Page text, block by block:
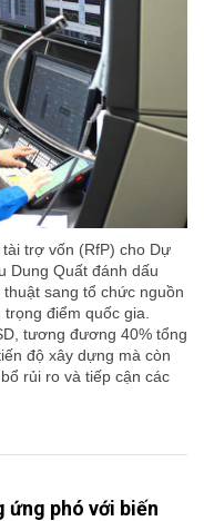
trợ vốn (RfP) cho Dự
Dung Quất đánh dấu
sang tổ chức nguồn
điểm quốc gia.
tương đương 40% tổng
độ xây dựng mà còn
rủi ro và tiếp cận các
ứng phó với biến